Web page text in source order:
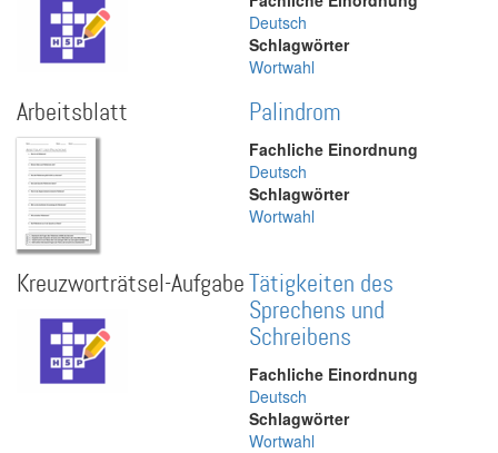
Deutsch
Schlagwörter
Wortwahl
Arbeitsblatt Palindrom
Fachliche Einordnung
Deutsch
Schlagwörter
Wortwahl
Kreuzworträtsel-AufgabeTätigkeiten des
Sprechens und
Schreibens
Fachliche Einordnung
Deutsch
Schlagwörter
Wortwahl